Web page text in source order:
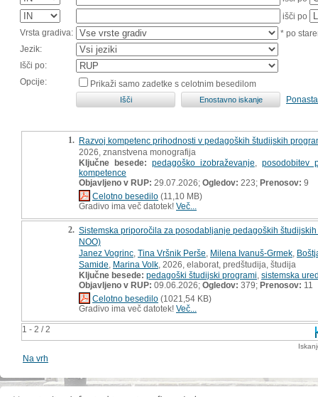
išči po
Vrsta gradiva:
* po
Jezik:
Išči po:
Opcije:
Prikaži samo zadetke s celotnim besedilom
1 - 2 / 2
1. Razvoj kompetenc prihodnosti v pedagoških študijskih
2026, znanstvena monografija
Ključne besede: pedagoško izobraževanje
posodobitev
kompetence
Objavljeno v RUP: 29.07.2026; Ogledov: 223; Prenosov: 9
Celotno besedilo (11,10 MB)
Gradivo ima več datotek! Več...
2. Sistemska priporočila za posodabljanje pedagoških
NOO)
Janez Vogrinc Tina Vršnik Perše Milena Ivanuš-Grmek
Samide Marina Volk , 2026, elaborat, predštudija, študija
Ključne besede: pedagoški študijski programi sistemska
Objavljeno v RUP: 09.06.2026; Ogledov: 379; Prenosov: 11
Celotno besedilo (1021,54 KB)
Gradivo ima več datotek! Več...
Na vrh